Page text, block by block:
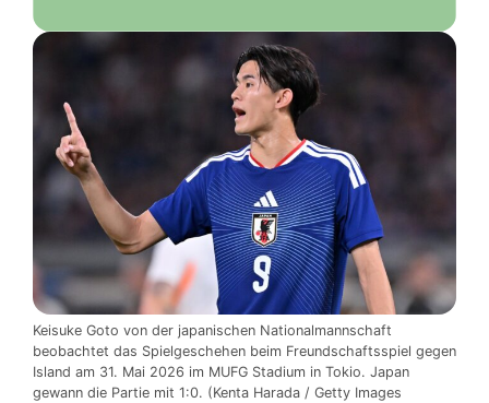
Keisuke Goto von der japanischen Nationalmannschaft
beobachtet das Spielgeschehen beim Freundschaftsspiel gegen
Island am 31. Mai 2026 im MUFG Stadium in Tokio. Japan
gewann die Partie mit 1:0. (Kenta Harada / Getty Images